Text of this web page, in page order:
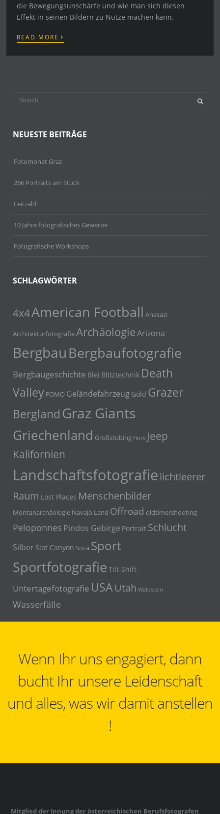
die Bewegungsunschärfe und wie man sich diesen
Effekt in seinen Bildern zu Nutze machen kann.
READ MORE ›
NEUESTE BEITRÄGE
Fotomonat Graz
266 Portraits am Stück
Leitzahl
10 Jahre fotografisches Gewerbe
Fotografische Workshops
SCHLAGWÖRTER
4x4American Football Anasazi
ArchitekturfotografieArchäologieArizona
BergbauBergbaufotografie
Bergbaugeschichte Blei Blitztechnik Death
Valley FOMO Geländefahrzeug Gold Grazer
Bergland Graz Giants
Griechenland Großstübing Hork Jeep
Kalifornien
Landschaftsfotografie lichtleerer
Raum Lost Places Menschenbilder
Montanarchäologie Navajo Land Offroad oldtimershooting
Peloponnes Pindos Gebirge Portrait Schlucht
Silber Slot Canyon Soca Sport
Sportfotografie Tilt-Shift
Untertagefotografie USAUtah Waldstein
Wasserfälle
Wenn Ihr uns engagiert, dann
bucht Ihr unsere Leidenschaft
und alles, was wir damit anstellen
!
Mitglied der Innung der österreichischen Berufsfotografen